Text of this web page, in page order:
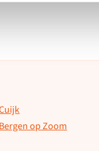
Bergen op Zoom